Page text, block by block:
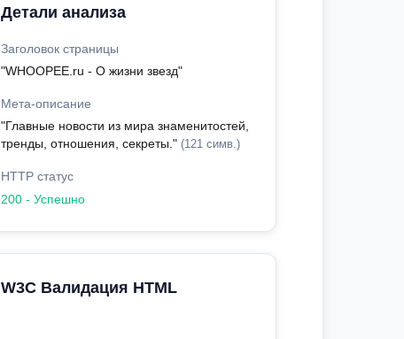
Детали анализа
Заголовок страницы
"WHOOPEE.ru - О жизни звезд"
Мета-описание
"Главные новости из мира знаменитостей,
тренды, отношения, секреты." (121 симв.)
HTTP статус
200 - Успешно
W3C Валидация HTML